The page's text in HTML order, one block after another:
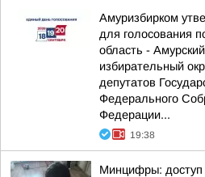
Амуризбирком
для голосования
область -
избирательный
депутатов
Федерального
Федерации...
19:38
Минцифры: доступ